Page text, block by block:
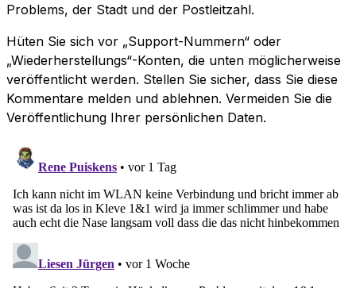
Problems, der Stadt und der Postleitzahl.
Hüten Sie sich vor „Support-Nummern“ oder
„Wiederherstellungs“-Konten, die unten möglicherweise
veröffentlicht werden. Stellen Sie sicher, dass Sie diese
Kommentare melden und ablehnen. Vermeiden Sie die
Veröffentlichung Ihrer persönlichen Daten.